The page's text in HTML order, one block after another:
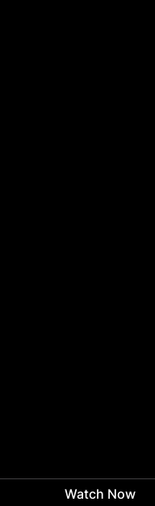
Watch Now